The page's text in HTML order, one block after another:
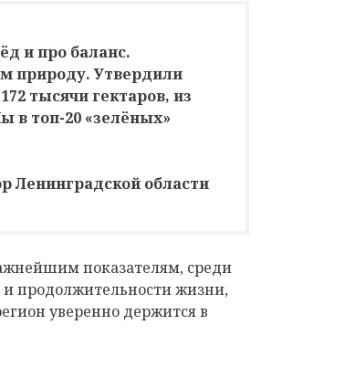
и про баланс.
природу. Утвердили
тысячи гектаров, из
в топ-20 «зелёных»
Ленинградской области
показателям, среди
и продолжительности жизни,
уверенно держится в